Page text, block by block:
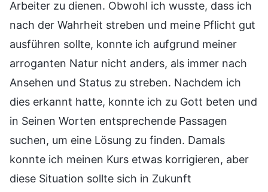
Arbeiter zu dienen. Obwohl ich wusste, dass ich
nach der Wahrheit streben und meine Pflicht gut
ausführen sollte, konnte ich aufgrund meiner
arroganten Natur nicht anders, als immer nach
Ansehen und Status zu streben. Nachdem ich
dies erkannt hatte, konnte ich zu Gott beten und
in Seinen Worten entsprechende Passagen
suchen, um eine Lösung zu finden. Damals
konnte ich meinen Kurs etwas korrigieren, aber
diese Situation sollte sich in Zukunft